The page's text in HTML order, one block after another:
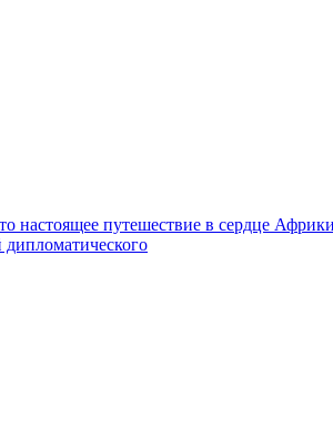
путешествие в сердце
дипломатического